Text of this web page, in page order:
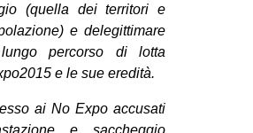
(quella dei territori e
e delegittimare
percorso di lotta
e le sue eredità.
ai No Expo accusati
e saccheggio